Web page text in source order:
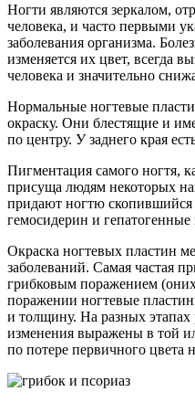
Ногти являются зеркалом,
человека, и часто первыми
заболевания организма.
изменяется их цвет, всегда
человека и значительно
Нормальные ногтевые
окраску. Они блестящие и
по центру. У заднего края
Пигментация самого ногтя,
присуща людям некоторых
придают ногтю
гемосидерин и
Окраска ногтевых пластин
заболеваний. Самая частая
грибковым поражением
поражении ногтевые
и толщину. На разных этапах
изменения выражены в той
по потере первичного цвета